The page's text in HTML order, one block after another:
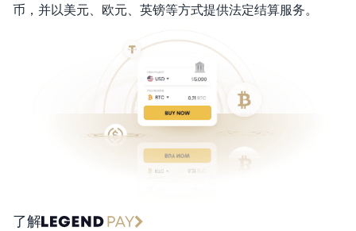
币，并以美元、欧元、英镑等方式提供法定结算服务。
了解